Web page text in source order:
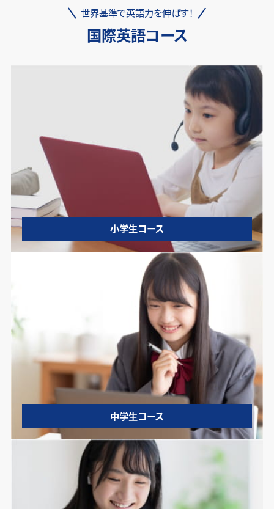
世界基準で英語力を伸ばす！
国際英語コース
小学生コース
中学生コース